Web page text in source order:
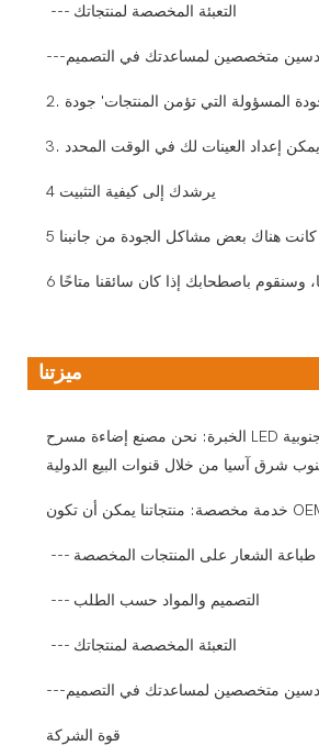
--- التعبئة المخصصة لمنتجاتك
متخصصين لمساعدتك في التصميم
3. يمكن إعداد العينات لك في الوقت المحدد
4 يرشدك إلى كيفية التثبيت
كانت هناك بعض مشاكل الجودة من جانبنا
ميزتنا
الخبرة: نحن مصنع إضاءة مسرح LED محترف لمدة عشر سنوات، كما أنها واحدة من أكبر الشركات المصنعة لإضاءة المسرح وتطويرها في الصين. ويتم تصدير منتجاتنا إلى أكثر من 70 دولة بما في ذلك أوروبا الغربية وأمريكا الوسطى وأمريكا الجنوبية
--- طباعة الشعار على المنتجات المخصصة
--- التصميم والمواد حسب الطلب
--- التعبئة المخصصة لمنتجاتك
متخصصين لمساعدتك في التصميم
قوة الشركة